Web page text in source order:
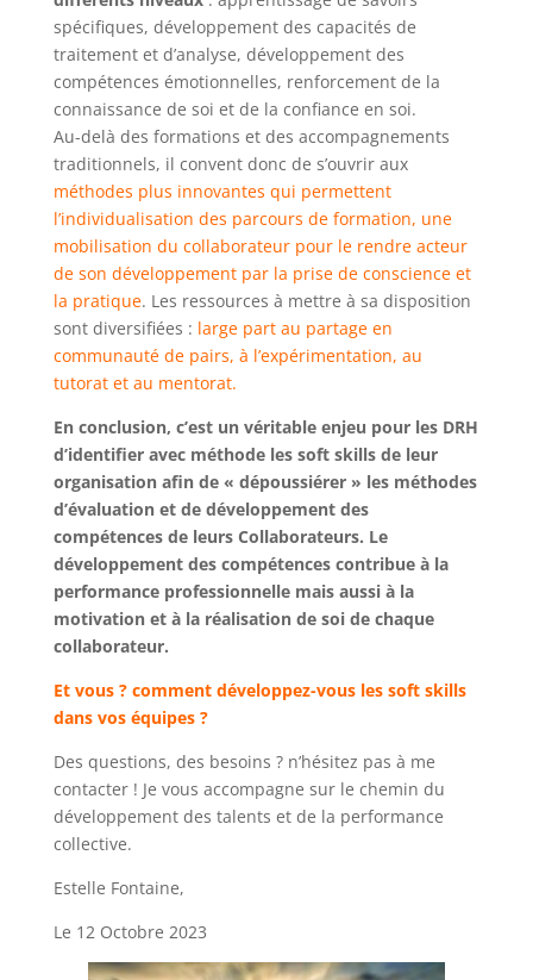
spécifiques, développement des capacités de
traitement et d’analyse, développement des
compétences émotionnelles, renforcement de la
connaissance de soi et de la confiance en soi.
Au-delà des formations et des accompagnements
traditionnels, il convent donc de s’ouvrir aux
méthodes plus innovantes qui permettent
l’individualisation des parcours de formation, une
mobilisation du collaborateur pour le rendre acteur
de son développement par la prise de conscience et
la pratique. Les ressources à mettre à sa disposition
sont diversifiées : large part au partage en
communauté de pairs, à l’expérimentation, au
tutorat et au mentorat.
En conclusion, c’est un véritable enjeu pour les DRH
d’identifier avec méthode les soft skills de leur
organisation afin de « dépoussiérer » les méthodes
d’évaluation et de développement des
compétences de leurs Collaborateurs. Le
développement des compétences contribue à la
performance professionnelle mais aussi à la
motivation et à la réalisation de soi de chaque
collaborateur.
Et vous ? comment développez-vous les soft skills
dans vos équipes ?
Des questions, des besoins ? n’hésitez pas à me
contacter ! Je vous accompagne sur le chemin du
développement des talents et de la performance
collective.
Estelle Fontaine,
Le 12 Octobre 2023